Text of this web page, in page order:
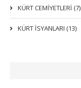
KÜRT CEMİYETLERİ (7)
KÜRT İSYANLARI (13)